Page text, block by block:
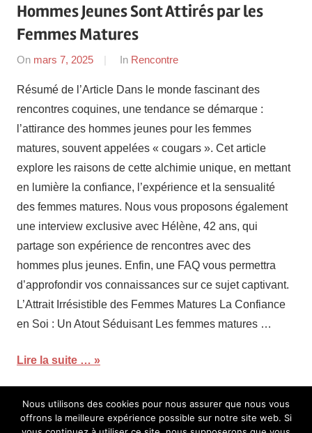
Hommes Jeunes Sont Attirés par les
Femmes Matures
On mars 7, 2025
By
In Rencontre
Résumé de l’Article Dans le monde fascinant des
rencontres coquines, une tendance se démarque :
l’attirance des hommes jeunes pour les femmes
matures, souvent appelées « cougars ». Cet article
explore les raisons de cette alchimie unique, en mettant
en lumière la confiance, l’expérience et la sensualité
des femmes matures. Nous vous proposons également
une interview exclusive avec Hélène, 42 ans, qui
partage son expérience de rencontres avec des
hommes plus jeunes. Enfin, une FAQ vous permettra
d’approfondir vos connaissances sur ce sujet captivant.
L’Attrait Irrésistible des Femmes Matures La Confiance
en Soi : Un Atout Séduisant Les femmes matures …
Lire la suite …
Mentions Légales
Nous utilisons des cookies pour nous assurer que nous vous
offrons la meilleure expérience possible sur notre site web. Si